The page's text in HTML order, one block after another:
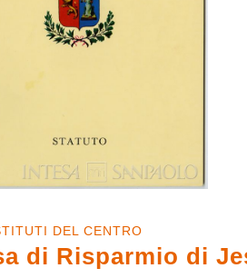
DEL CENTRO
di Risparmio di